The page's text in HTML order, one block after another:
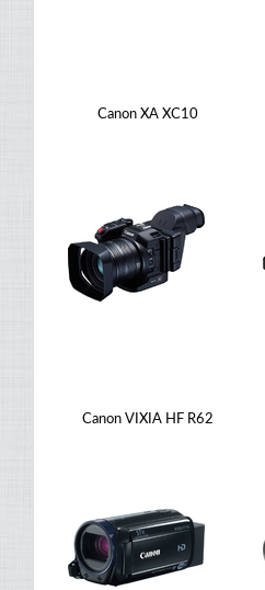
Canon XA XC10
Canon VIXIA HF R62